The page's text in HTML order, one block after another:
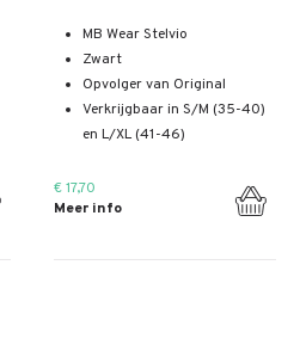
MB Wear Stelvio
Zwart
Opvolger van Original
Verkrijgbaar in S/M (35-40)
en L/XL (41-46)
€ 17,70
Meer info